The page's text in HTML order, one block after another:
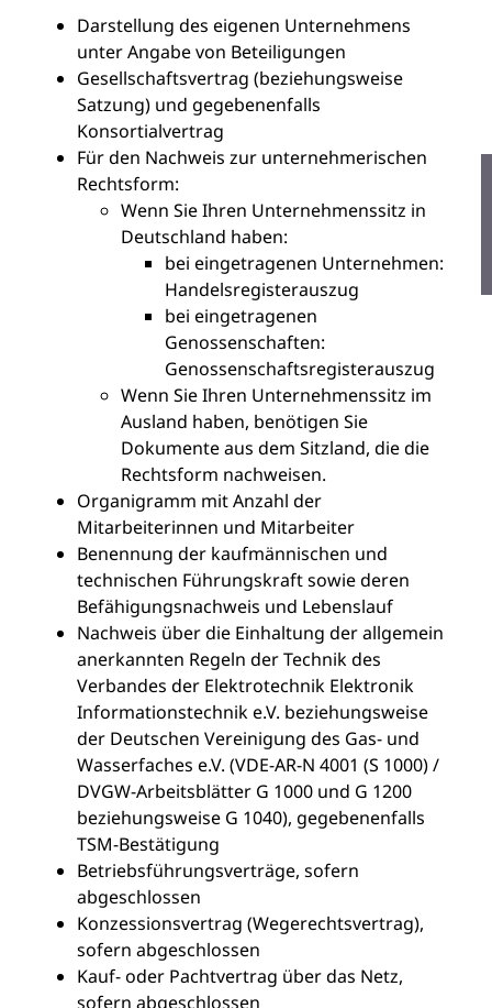
Darstellung des eigenen Unternehmens
unter Angabe von Beteiligungen
Gesellschaftsvertrag (beziehungsweise
Satzung) und gegebenenfalls
Konsortialvertrag
Für den Nachweis zur unternehmerischen
Rechtsform:
Wenn Sie Ihren Unternehmenssitz in
Deutschland haben:
bei eingetragenen Unternehmen:
Handelsregisterauszug
bei eingetragenen
Genossenschaften:
Genossenschaftsregisterauszug
Wenn Sie Ihren Unternehmenssitz im
Ausland haben, benötigen Sie
Dokumente aus dem Sitzland, die die
Rechtsform nachweisen.
Organigramm mit Anzahl der
Mitarbeiterinnen und Mitarbeiter
Benennung der kaufmännischen und
technischen Führungskraft sowie deren
Befähigungsnachweis und Lebenslauf
Nachweis über die Einhaltung der allgemein
anerkannten Regeln der Technik des
Verbandes der Elektrotechnik Elektronik
Informationstechnik e.V. beziehungsweise
der Deutschen Vereinigung des Gas- und
Wasserfaches e.V. (VDE-AR-N 4001 (S 1000) /
DVGW-Arbeitsblätter G 1000 und G 1200
beziehungsweise G 1040), gegebenenfalls
TSM-Bestätigung
Betriebsführungsverträge, sofern
abgeschlossen
Konzessionsvertrag (Wegerechtsvertrag),
sofern abgeschlossen
Kauf- oder Pachtvertrag über das Netz,
sofern abgeschlossen